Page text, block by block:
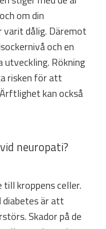
om din
varit dålig. Däremot
och en
utveckling. Rökning
risken för att
kan också
neuropati?
kroppens celler.
diabetes är att
Skador på de